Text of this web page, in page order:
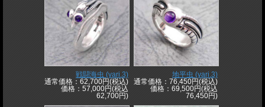
戦闘海虫 (vari.3)
通常価格：62,700円(税込)
価格：57,000円(税込
62,700円)
地平虫 (vari.3)
通常価格：76,450円(税込)
価格：69,500円(税込
76,450円)